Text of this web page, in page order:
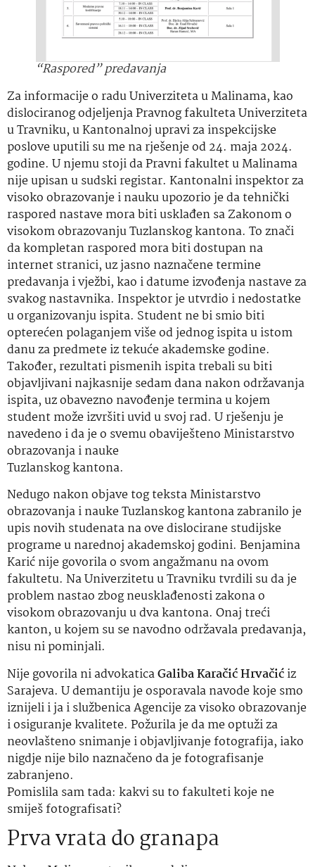
“Raspored” predavanja
Za informacije o radu Univerziteta u Malinama, kao
dislociranog odjeljenja Pravnog fakulteta Univerziteta
u Travniku, u Kantonalnoj upravi za inspekcijske
poslove uputili su me na rješenje od 24. maja 2024.
godine. U njemu stoji da Pravni fakultet u Malinama
nije upisan u sudski registar. Kantonalni inspektor za
visoko obrazovanje i nauku upozorio je da tehnički
raspored nastave mora biti usklađen sa Zakonom o
visokom obrazovanju Tuzlanskog kantona. To znači
da kompletan raspored mora biti dostupan na
internet stranici, uz jasno naznačene termine
predavanja i vježbi, kao i datume izvođenja nastave za
svakog nastavnika. Inspektor je utvrdio i nedostatke
u organizovanju ispita. Student ne bi smio biti
opterećen polaganjem više od jednog ispita u istom
danu za predmete iz tekuće akademske godine.
Također, rezultati pismenih ispita trebali su biti
objavljivani najkasnije sedam dana nakon održavanja
ispita, uz obavezno navođenje termina u kojem
student može izvršiti uvid u svoj rad. U rješenju je
navedeno i da je o svemu obaviješteno Ministarstvo
obrazovanja i nauke
Tuzlanskog kantona.
Nedugo nakon objave tog teksta Ministarstvo
obrazovanja i nauke Tuzlanskog kantona zabranilo je
upis novih studenata na ove dislocirane studijske
programe u narednoj akademskoj godini. Benjamina
Karić nije govorila o svom angažmanu na ovom
fakultetu. Na Univerzitetu u Travniku tvrdili su da je
problem nastao zbog neusklađenosti zakona o
visokom obrazovanju u dva kantona. Onaj treći
kanton, u kojem su se navodno održavala predavanja,
nisu ni pominjali.
Nije govorila ni advokaticaGaliba Karačić Hrvačićiz
Sarajeva. U demantiju je osporavala navode koje smo
iznijeli i ja i službenica Agencije za visoko obrazovanje
i osiguranje kvalitete. Požurila je da me optuži za
neovlašteno snimanje i objavljivanje fotografija, iako
nigdje nije bilo naznačeno da je fotografisanje
zabranjeno.
Pomislila sam tada: kakvi su to fakulteti koje ne
smiješ fotografisati?
Prva vrata do granapa